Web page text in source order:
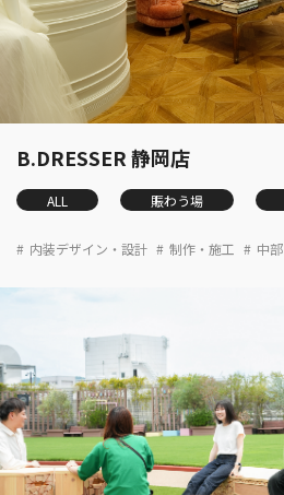
B.DRESSER 静岡店
ALL 賑わう場
内装デザイン・設計 制作・施工 中部